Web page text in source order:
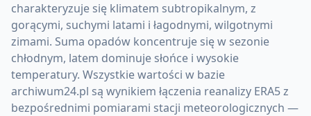
charakteryzuje się klimatem subtropikalnym, z
gorącymi, suchymi latami i łagodnymi, wilgotnymi
zimami. Suma opadów koncentruje się w sezonie
chłodnym, latem dominuje słońce i wysokie
temperatury. Wszystkie wartości w bazie
archiwum24.pl są wynikiem łączenia reanalizy ERA5 z
bezpośrednimi pomiarami stacji meteorologicznych —